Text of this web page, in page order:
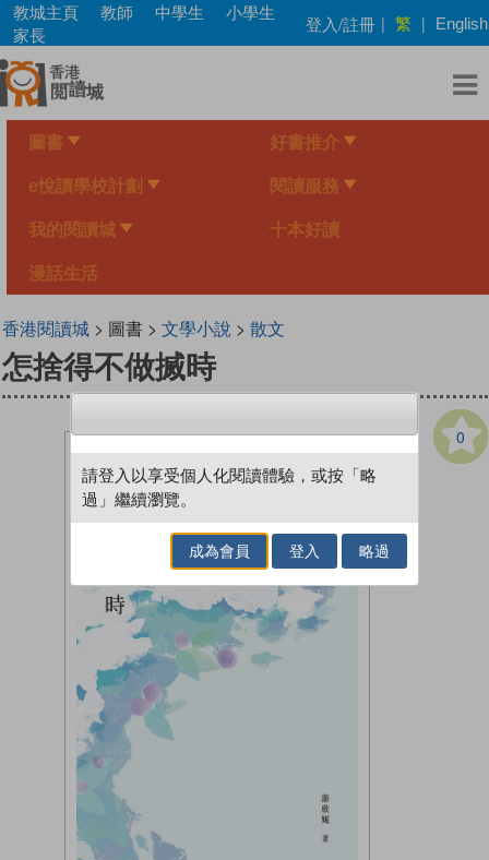
Skip
main
content
教城主頁 教師 中學生
小學生
家長
登入/註冊 | 繁 | English
圖書 好書推介
e悅讀學校計劃 閱讀服務
我的閱讀城 十本好讀
漫話生活
香港閱讀城> 圖書 > 文學小說 > 散文
怎捨得不做搣時
0
請登入以享受個人化閱讀體驗，或按「略
過」繼續瀏覽。
成為會員 登入 略過